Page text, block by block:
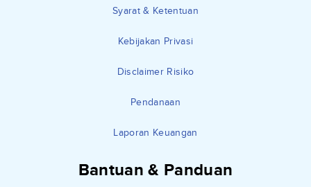
Syarat & Ketentuan
Kebijakan Privasi
Disclaimer Risiko
Pendanaan
Laporan Keuangan
Bantuan & Panduan